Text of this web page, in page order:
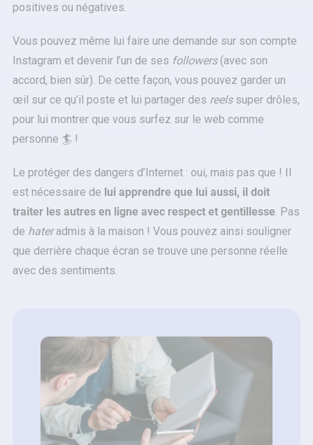
positives ou négatives.
Vous pouvez même lui faire une demande sur son compte
Instagram et devenir l’un de ses followers(avec son
accord, bien sûr). De cette façon, vous pouvez garder un
œil sur ce qu’il poste et lui partager des reelssuper drôles,
pour lui montrer que vous surfez sur le web comme
personne 🏄 !
Le protéger des dangers d’Internet : oui, mais pas que ! Il
est nécessaire de lui apprendre que lui aussi, il doit
traiter les autres en ligne avec respect et gentillesse. Pas
de hateradmis à la maison ! Vous pouvez ainsi souligner
que derrière chaque écran se trouve une personne réelle
avec des sentiments.